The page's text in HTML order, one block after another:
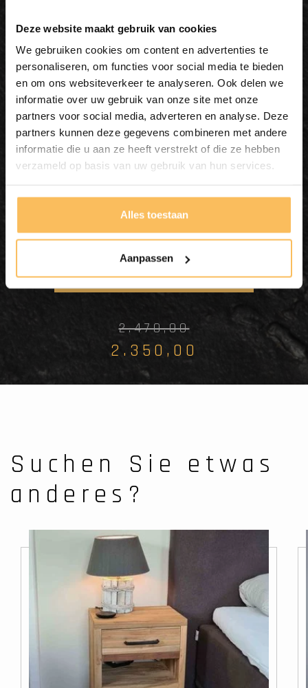
Deze website maakt gebruik van cookies
We gebruiken cookies om content en advertenties te
personaliseren, om functies voor social media te bieden
en om ons websiteverkeer te analyseren. Ook delen we
informatie over uw gebruik van onze site met onze
partners voor social media, adverteren en analyse. Deze
partners kunnen deze gegevens combineren met andere
informatie die u aan ze heeft verstrekt of die ze hebben
verzameld op basis van uw gebruik van hun services.
Alles toestaan
Aanpassen
Badezimmerset 160cm Natur
Waschschalen
In meinen Warenkorb
legen
2.470,00
2.350,00
Suchen Sie etwas
anderes?